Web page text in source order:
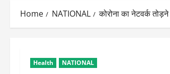
Home NATIONAL कोरोना का नेटवर्क
Health NATIONAL